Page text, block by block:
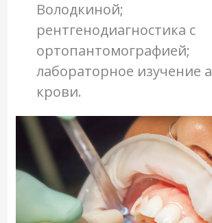
Володкиной;
рентгенодиагностика с
ортопантомографией;
лабораторное изучение
крови.